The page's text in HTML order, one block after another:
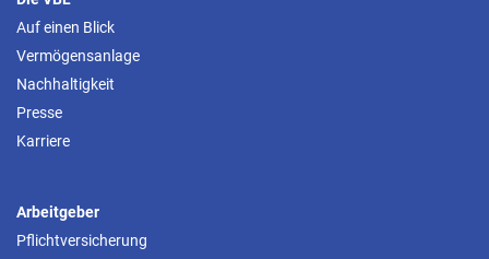
Auf einen Blick
Vermögensanlage
Nachhaltigkeit
Presse
Karriere
Arbeitgeber
Pflichtversicherung